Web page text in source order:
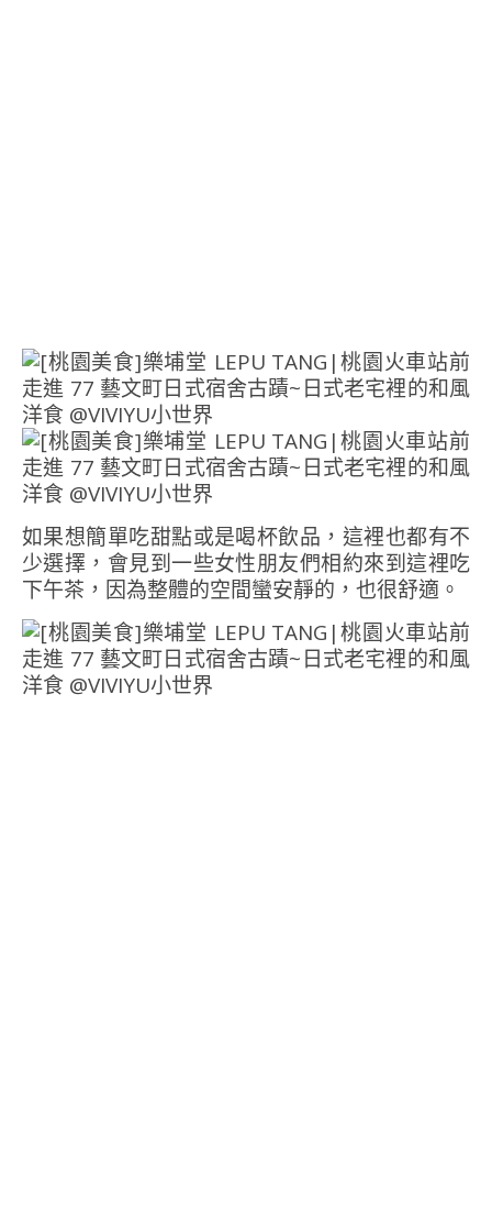
如果想簡單吃甜點或是喝杯飲品，這裡也都有不
少選擇，會見到一些女性朋友們相約來到這裡吃
下午茶，因為整體的空間蠻安靜的，也很舒適。